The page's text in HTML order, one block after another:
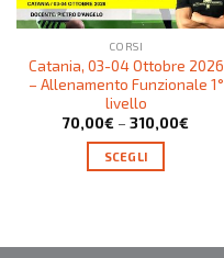
CORSI
Catania, 03-04 Ottobre 2026
– Allenamento Funzionale 1°
livello
70,00€ – 310,00€
SCEGLI